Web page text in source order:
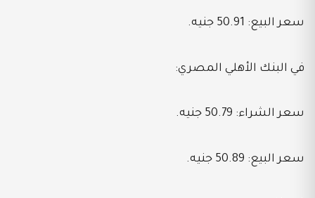
سعر البيع: 50.91 جنيه.
في البنك الأهلي المصري:
سعر الشراء: 50.79 جنيه.
سعر البيع: 50.89 جنيه.